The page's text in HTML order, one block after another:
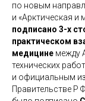
по новым
и «Арктическая и
подписано 3-х
практическом
медицине между
технических
и официальным
Правительстве Р